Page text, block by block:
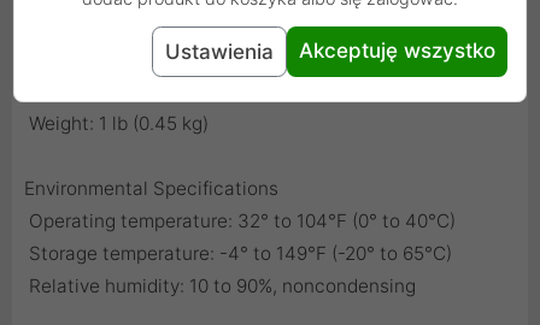
SPECIFICATIONS (PA-2FE)
Physical Specifications
 Weight: 1 lb (0.45 kg)
Environmental Specifications
 Operating temperature: 32° to 104°F (0° to 40°C)
 Storage temperature: -4° to 149°F (-20° to 65°C)
 Relative humidity: 10 to 90%, noncondensing
Ustawienia Akceptuję wszystko